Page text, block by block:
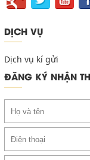
DỊCH VỤ
Dịch vụ kí gửi
ĐĂNG KÝ NHẬN